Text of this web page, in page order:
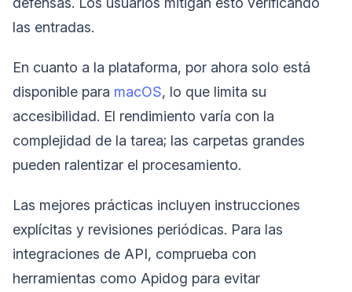
las entradas.
En cuanto a la plataforma, por ahora solo está
disponible para macOS, lo que limita su
accesibilidad. El rendimiento varía con la
complejidad de la tarea; las carpetas grandes
pueden ralentizar el procesamiento.
Las mejores prácticas incluyen instrucciones
explícitas y revisiones periódicas. Para las
integraciones de API, comprueba con
herramientas como Apidog para evitar